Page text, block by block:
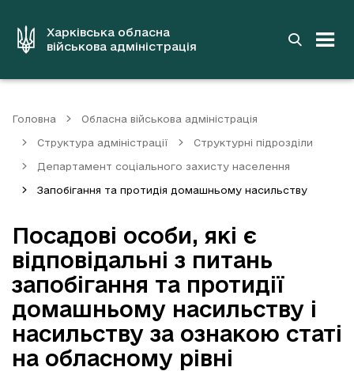
вмістуХарківська обласна
військова адміністрація
Головна Обласна військова адміністрація
Структура адміністрації Структурні підрозділи
Департамент соціального захисту населення
Запобігання та протидія домашньому насильству
Посадові особи, які є
відповідальні з питань
запобігання та протидії
домашньому насильству і
насильству за ознакою статі
на обласному рівні